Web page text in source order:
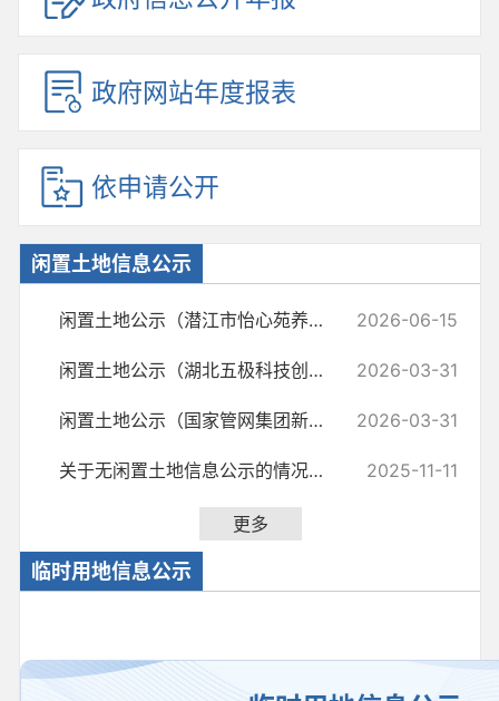
政府网站年度报表
依申请公开
闲置土地信息公示
闲置土地公示（潜江市怡心苑养老服务有限公司） 2026-06-15
闲置土地公示（湖北五极科技创意产业园有限公司） 2026-03-31
闲置土地公示（国家管网集团新疆煤制天然气外输管道有限责任公司） 2026-03-31
关于无闲置土地信息公示的情况说明 2025-11-11
更多
临时用地信息公示